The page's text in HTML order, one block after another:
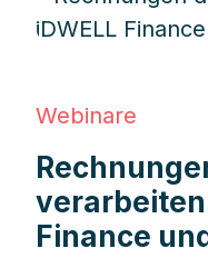
Webinare
verarbeiten
Finance